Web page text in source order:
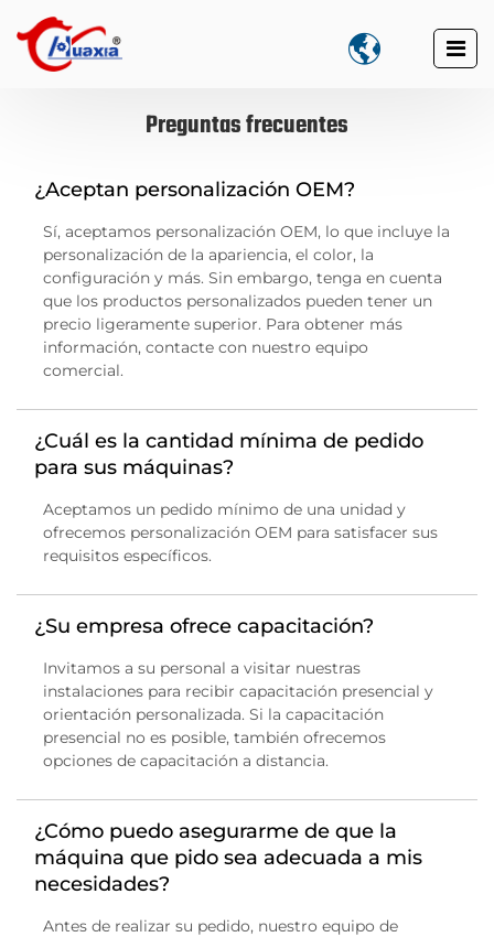

Preguntas frecuentes
¿Aceptan personalización OEM?
Sí, aceptamos personalización OEM, lo que incluye la
personalización de la apariencia, el color, la
configuración y más. Sin embargo, tenga en cuenta
que los productos personalizados pueden tener un
precio ligeramente superior. Para obtener más
información, contacte con nuestro equipo
comercial.
¿Cuál es la cantidad mínima de pedido
para sus máquinas?
Aceptamos un pedido mínimo de una unidad y
ofrecemos personalización OEM para satisfacer sus
requisitos específicos.
¿Su empresa ofrece capacitación?
Invitamos a su personal a visitar nuestras
instalaciones para recibir capacitación presencial y
orientación personalizada. Si la capacitación
presencial no es posible, también ofrecemos
opciones de capacitación a distancia.
¿Cómo puedo asegurarme de que la
máquina que pido sea adecuada a mis
necesidades?
Antes de realizar su pedido, nuestro equipo de